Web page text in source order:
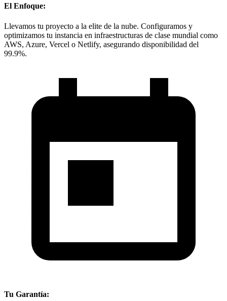
El Enfoque:
Llevamos tu proyecto a la elite de la nube. Configuramos y
optimizamos tu instancia en infraestructuras de clase mundial como
AWS, Azure, Vercel o Netlify, asegurando disponibilidad del
99.9%.
Tu Garantía: